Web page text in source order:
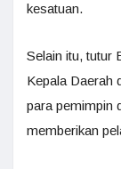
kesatuan.
Selain itu, tutur
Kepala Daerah
para pemimpin
memberikan